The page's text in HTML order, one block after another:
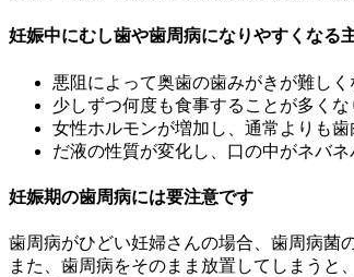
妊娠中にむし歯や歯周病になりやすくなる
悪阻によって奥歯の歯みがきが難し
少しずつ何度も食事することが多く
女性ホルモンが増加し、通常よりも
だ液の性質が変化し、口の中がネバ
妊娠期の歯周病には要注意です
歯周病がひどい妊婦さんの場合、歯周病菌
また、歯周病をそのまま放置してしまうと